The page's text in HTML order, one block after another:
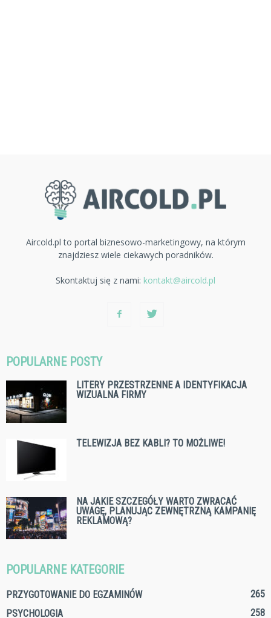
Aircold.pl to portal biznesowo-marketingowy, na którym
znajdziesz wiele ciekawych poradników.
Skontaktuj się z nami: kontakt@aircold.pl
POPULARNE POSTY
LITERY PRZESTRZENNE A IDENTYFIKACJA
WIZUALNA FIRMY
TELEWIZJA BEZ KABLI? TO MOŻLIWE!
NA JAKIE SZCZEGÓŁY WARTO ZWRACAĆ
UWAGĘ, PLANUJĄC ZEWNĘTRZNĄ KAMPANIĘ
REKLAMOWĄ?
POPULARNE KATEGORIE
PRZYGOTOWANIE DO EGZAMINÓW
265
PSYCHOLOGIA
258